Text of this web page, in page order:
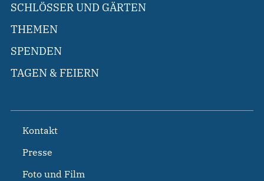
SCHLÖSSER UND GÄRTEN
THEMEN
SPENDEN
TAGEN & FEIERN
Kontakt
Presse
Foto und Film